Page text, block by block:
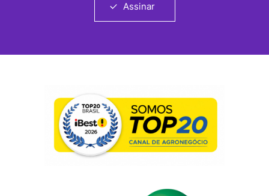
Assinar